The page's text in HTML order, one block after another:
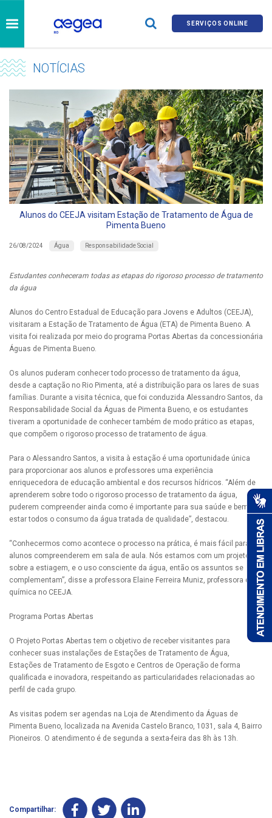
SERVIÇOS ONLINE
NOTÍCIAS
Alunos do CEEJA visitam Estação de Tratamento de Água de
Pimenta Bueno
26/08/2024 Água Responsabilidade Social
Estudantes conheceram todas as etapas do rigoroso processo de tratamento
da água
Alunos do Centro Estadual de Educação para Jovens e Adultos (CEEJA),
visitaram a Estação de Tratamento de Água (ETA) de Pimenta Bueno. A
visita foi realizada por meio do programa Portas Abertas da concessionária
Águas de Pimenta Bueno.
Os alunos puderam conhecer todo processo de tratamento da água,
desde a captação no Rio Pimenta, até a distribuição para os lares de suas
famílias. Durante a visita técnica, que foi conduzida Alessandro Santos, da
Responsabilidade Social da Águas de Pimenta Bueno, e os estudantes
tiveram a oportunidade de conhecer também de modo prático as etapas,
que compõem o rigoroso processo de tratamento de água.
Para o Alessandro Santos, a visita à estação é uma oportunidade única
para proporcionar aos alunos e professores uma experiência
enriquecedora de educação ambiental e dos recursos hídricos. “Além de
aprenderem sobre todo o rigoroso processo de tratamento da água,
puderem compreender ainda como é importante para sua saúde e bem-
estar todos o consumo da água tratada de qualidade”, destacou.
“Conhecermos como acontece o processo na prática, é mais fácil para os
alunos compreenderem em sala de aula. Nós estamos com um projeto
sobre a estiagem, e o uso consciente da água, então os assuntos se
complementam”, disse a professora Elaine Ferreira Muniz, professora de
química no CEEJA.
Programa Portas Abertas
O Projeto Portas Abertas tem o objetivo de receber visitantes para
conhecer suas instalações de Estações de Tratamento de Água,
Estações de Tratamento de Esgoto e Centros de Operação de forma
qualificada e inovadora, respeitando as particularidades relacionadas ao
perfil de cada grupo.
As visitas podem ser agendas na Loja de Atendimento da Águas de
Pimenta Bueno, localizada na Avenida Castelo Branco, 1031, sala 4, Bairro
Pioneiros. O atendimento é de segunda a sexta-feira das 8h às 13h.
Compartilhar: